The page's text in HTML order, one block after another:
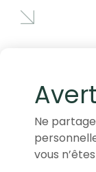
Ne
vous